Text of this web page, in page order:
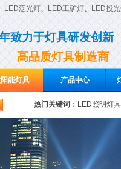
LED泛光灯、 LED工矿灯、 LED投
致力于灯具研发创新
高品质灯具制造商
能灯具 产品中心
热门关键词 ： LED照明灯